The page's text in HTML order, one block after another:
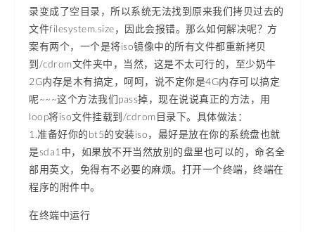
录变成了空目录，所以系统无法找到原来我们拷贝过去的
文件filesystem.size，因此会报错。那么如何解决呢？方
案有两个，一个是将iso镜像中的所有文件都重新拷贝
到/cdrom文件夹中，当然，这是不太可行的，至少奶牛
2G内存是木有搞定，呵呵，说不定你是4G内存可以搞定
呢~~~这个方法我们pass掉，现在说说真正的方法，用
loop将iso文件挂载到/cdrom目录下。具体做法：
1.准备好你的bt5的安装iso，最好是放在你的系统盘也就
是sda1中，如果放不开当然放别的盘里也可以的，命名全
部用英文，免得有不必要的麻烦。打开一个终端，终端在
程序的附件中。
在终端中运行